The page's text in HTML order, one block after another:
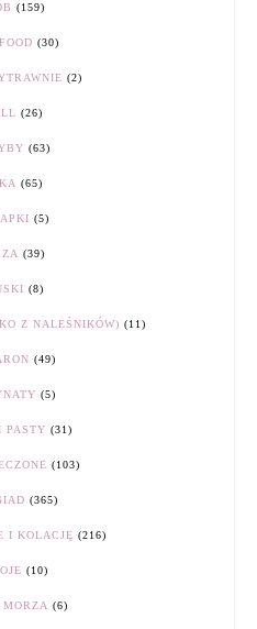
(159)
(30)
(2)
(26)
(63)
(65)
(5)
(39)
(8)
Z NALEŚNIKÓW) (11)
(49)
(5)
PASTY (31)
(103)
(365)
I KOLACJĘ (216)
(10)
MORZA (6)